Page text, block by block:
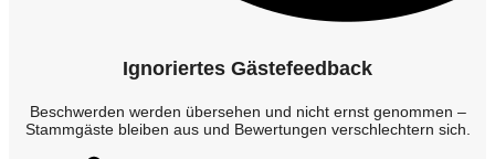
Ignoriertes Gästefeedback
Beschwerden werden übersehen und nicht ernst genommen –
Stammgäste bleiben aus und Bewertungen verschlechtern sich.